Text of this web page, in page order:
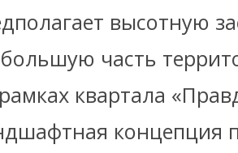
высотную
часть
квартала
концепция